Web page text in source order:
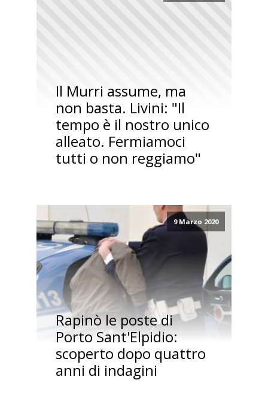
Il Murri assume, ma
non basta. Livini: "Il
tempo è il nostro unico
alleato. Fermiamoci
tutti o non reggiamo"
9 Marzo 2020
Rapinò le poste di
Porto Sant'Elpidio:
scoperto dopo quattro
anni di indagini